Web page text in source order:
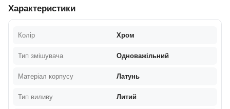
Характеристики
Колір Хром
Тип змішувача Одноважільний
Матеріал корпусу Латунь
Тип виливу Литий